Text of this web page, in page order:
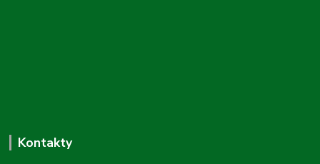
Kontakty